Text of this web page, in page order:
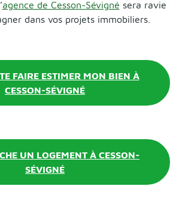
agence de Cesson-Sévigné sera ravie
dans vos projets immobiliers.
FAIRE ESTIMER MON BIEN À
CESSON-SÉVIGNÉ
UN LOGEMENT À CESSON-
SÉVIGNÉ